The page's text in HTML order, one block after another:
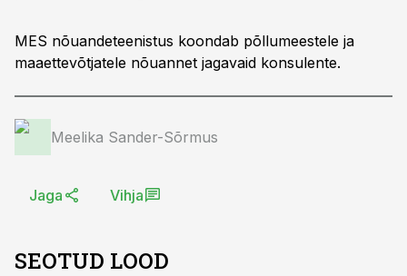
MES nõuandeteenistus koondab põllumeestele ja
maaettevõtjatele nõuannet jagavaid konsulente.
Meelika Sander-Sõrmus
Jaga Vihja
SEOTUD LOOD